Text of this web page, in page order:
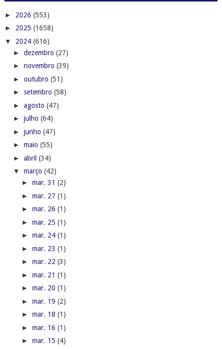
► 2026 (553)
► 2025 (1658)
▼ 2024 (616)
► dezembro (27)
► novembro (39)
► outubro (51)
► setembro (58)
► agosto (47)
► julho (64)
► junho (47)
► maio (55)
► abril (34)
▼ março (42)
► mar. 31 (2)
► mar. 27 (1)
► mar. 26 (1)
► mar. 25 (1)
► mar. 24 (1)
► mar. 23 (1)
► mar. 22 (3)
► mar. 21 (1)
► mar. 20 (1)
► mar. 19 (2)
► mar. 18 (1)
► mar. 16 (1)
► mar. 15 (4)